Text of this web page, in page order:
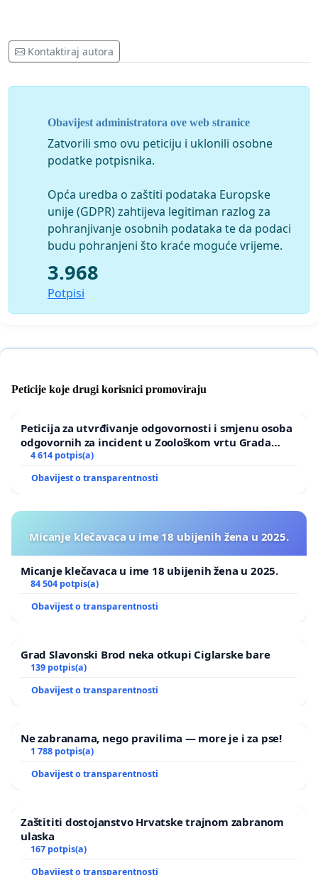
Kontaktiraj autora
Obavijest administratora ove web stranice
Zatvorili smo ovu peticiju i uklonili osobne
podatke potpisnika.
Opća uredba o zaštiti podataka Europske
unije (GDPR) zahtijeva legitiman razlog za
pohranjivanje osobnih podataka te da podaci
budu pohranjeni što kraće moguće vrijeme.
3.968
Potpisi
Peticije koje drugi korisnici promoviraju
Peticija za utvrđivanje odgovornosti i smjenu osoba
odgovornih za incident u Zoološkom vrtu Grada
Zagreba
4 614 potpis(a)
Obavijest o transparentnosti
Micanje klečavaca u ime 18 ubijenih žena u 2025.
Micanje klečavaca u ime 18 ubijenih žena u 2025.
84 504 potpis(a)
Obavijest o transparentnosti
Grad Slavonski Brod neka otkupi Ciglarske bare
139 potpis(a)
Obavijest o transparentnosti
Ne zabranama, nego pravilima — more je i za pse!
1 788 potpis(a)
Obavijest o transparentnosti
Zaštititi dostojanstvo Hrvatske trajnom zabranom
ulaska
167 potpis(a)
Obavijest o transparentnosti